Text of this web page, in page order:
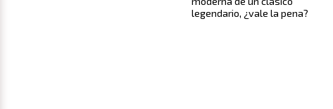
legendario, ¿vale la pena?